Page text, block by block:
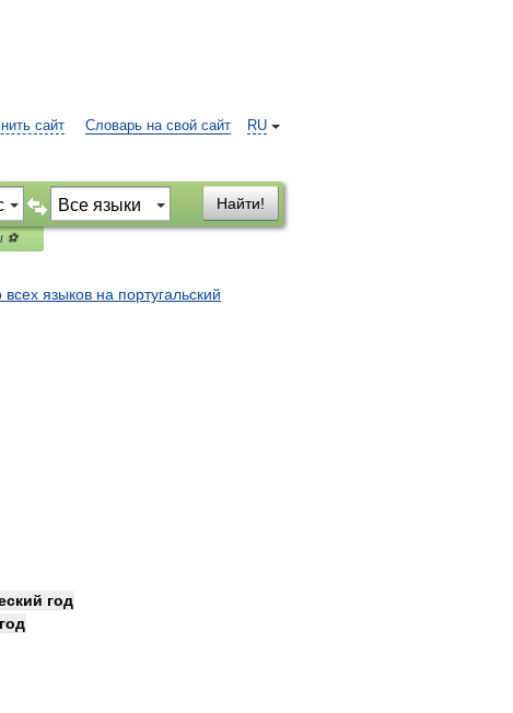
RU
сайт Словарь на свой сайт
Найти!
⚽
всех языков на португальский
год
год